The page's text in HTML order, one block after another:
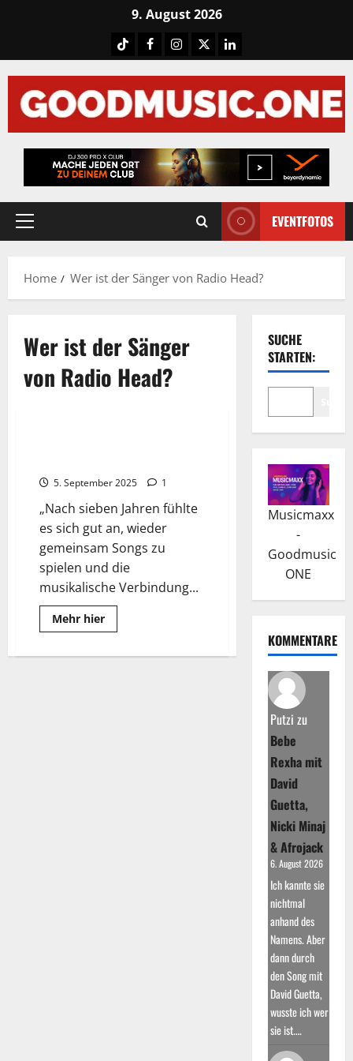
9. August 2026
TiktokFacebook
Instagram
X LinkedIN
Primary
EVENTFOTOS
Home Wer ist der Sänger von Radio Head?
Wer ist der Sänger
von Radio Head?
5. September 2025 1
„Nach sieben Jahren fühlte
es sich gut an, wieder
gemeinsam Songs zu
spielen und die
musikalische Verbindung...
Mehr hierRead
more
Comeback
SUCHE
STARTEN:
Musicmaxx
-
Goodmusic
ONE
KOMMENTARE
Putzi zu
Bebe
Rexha mit
David
Guetta,
Nicki Minaj
& Afrojack
6. August 2026
Ich kannte sie
nichtmal
anhand des
Namens. Aber
dann durch
den Song mit
David Guetta,
wusste ich wer
sie ist.…